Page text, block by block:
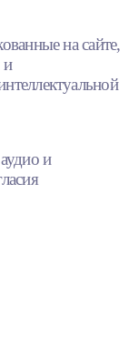
на сайте,
и
и